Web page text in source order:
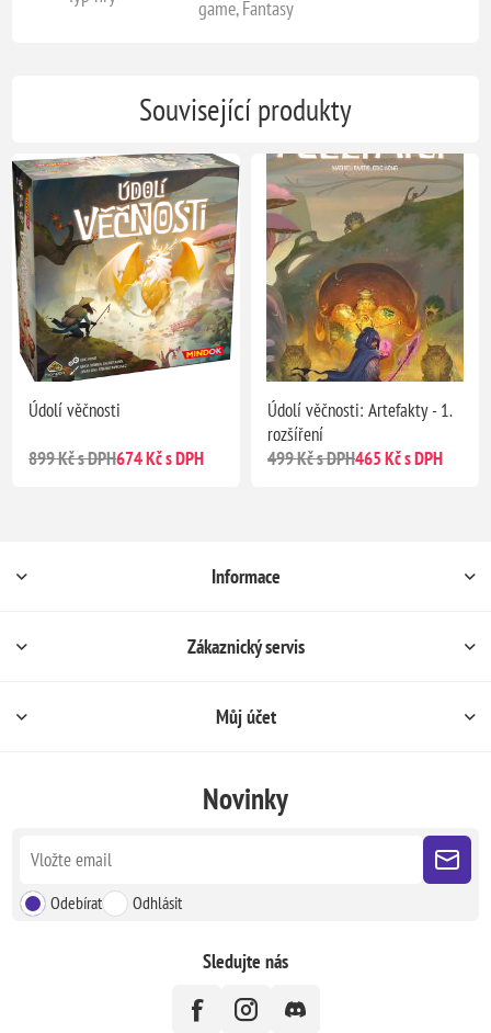
game, Fantasy
Související produkty
Údolí věčnosti
899 Kč s DPH674 Kč s DPH
Údolí věčnosti: Artefakty - 1.
rozšíření
499 Kč s DPH465 Kč s DPH
Informace
Zákaznický servis
Můj účet
Novinky
Odebírat Odhlásit
Sledujte nás